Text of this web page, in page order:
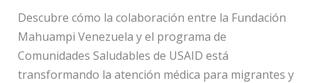
Descubre cómo la colaboración entre la Fundación
Mahuampi Venezuela y el programa de
Comunidades Saludables de USAID está
transformando la atención médica para migrantes y
de
la
Salud
Migrante